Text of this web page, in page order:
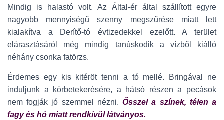
Mindig is halastó volt. Az Által-ér által szállított egyre
nagyobb mennyiségű szenny megszűrése miatt lett
kialakítva a Derítő-tó évtizedekkel ezelőtt. A terület
elárasztásáról még mindig tanúskodik a vízből kiálló
néhány csonka fatörzs.
Érdemes egy kis kitéröt tenni a tó mellé. Bringával ne
induljunk a körbetekerésére, a hátsó részen a pecások
nem fogják jó szemmel nézni.Ősszel a színek, télen a
fagy és hó miatt rendkívül látványos.